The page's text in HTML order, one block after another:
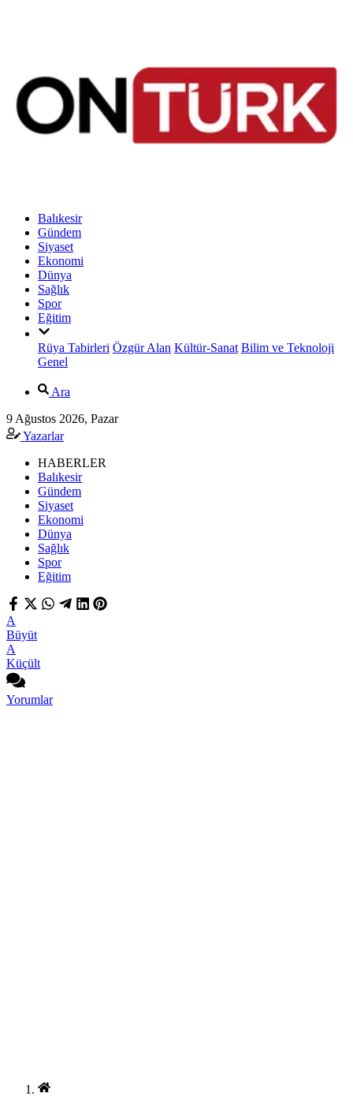
Balıkesir
Gündem
Siyaset
Ekonomi
Dünya
Sağlık
Spor
Eğitim
Rüya Tabirleri Özgür Alan Kültür-Sanat Bilim ve Teknoloji
Genel
Ara
9 Ağustos 2026, Pazar
Yazarlar
HABERLER
Balıkesir
Gündem
Siyaset
Ekonomi
Dünya
Sağlık
Spor
Eğitim
A
Büyüt
A
Küçült
Yorumlar